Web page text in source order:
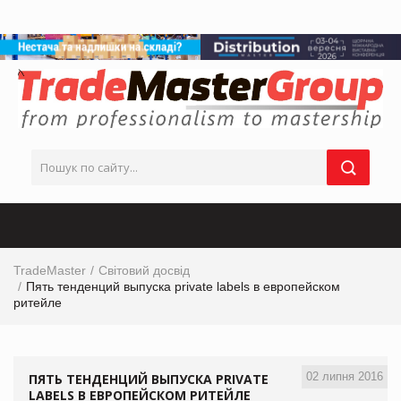
TradeMaster
Світовий досвід
Пять тенденций выпуска private labels в европейском
ритейле
02 липня 2016
ПЯТЬ ТЕНДЕНЦИЙ ВЫПУСКА PRIVATE
LABELS В ЕВРОПЕЙСКОМ РИТЕЙЛЕ